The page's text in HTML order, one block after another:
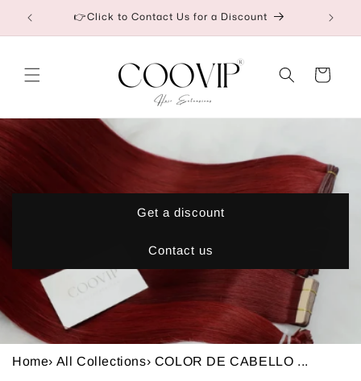
directamente👉Click to Contact Us for a Discount
Carrito
Get a discount
Contact us
Home› All Collections› COLOR DE CABELLO ...